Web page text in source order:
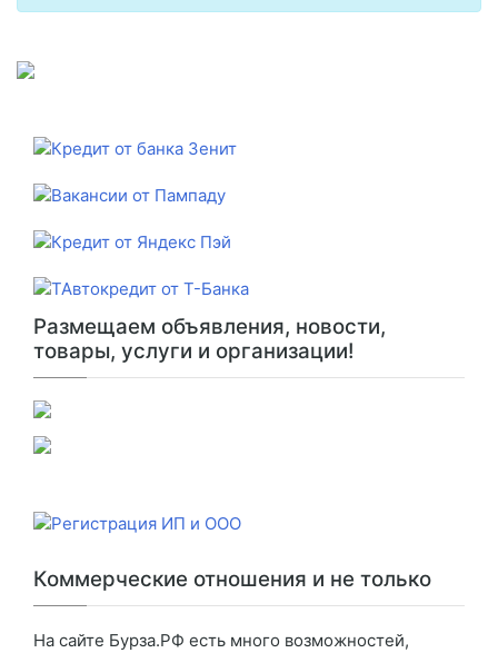
Размещаем объявления, новости,
товары, услуги и организации!
Коммерческие отношения и не только
На сайте Бурза.РФ есть много возможностей,